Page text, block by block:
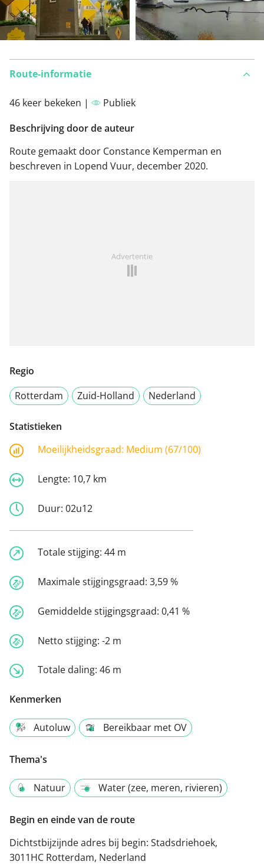
Route-informatie
46 keer bekeken |
Publiek
Beschrijving door de auteur
Route gemaakt door Constance Kemperman en
beschreven in Lopend Vuur, december 2020.
Advertentie
Regio
Rotterdam
Zuid-Holland Nederland
Statistieken
Moeilijkheidsgraad: Medium (67/100)
Lengte: 10,7 km
Duur: 02u12
Totale stijging: 44 m
Maximale stijgingsgraad: 3,59 %
Gemiddelde stijgingsgraad: 0,41 %
Netto stijging: -2 m
Totale daling: 46 m
Kenmerken
Autoluw Bereikbaar met OV
Thema's
Natuur Water (zee, meren, rivieren)
Begin en einde van de route
Dichtstbijzijnde adres bij begin: Stadsdriehoek,
3011HC Rotterdam, Nederland